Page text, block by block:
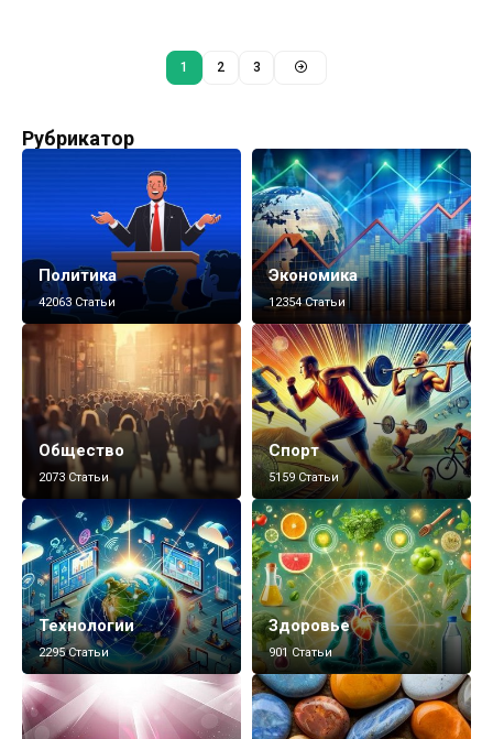
1 2 3
Рубрикатор
Политика
42063 Статьи
Экономика
12354 Статьи
Общество
2073 Статьи
Спорт
5159 Статьи
Технологии
2295 Статьи
Здоровье
901 Статьи